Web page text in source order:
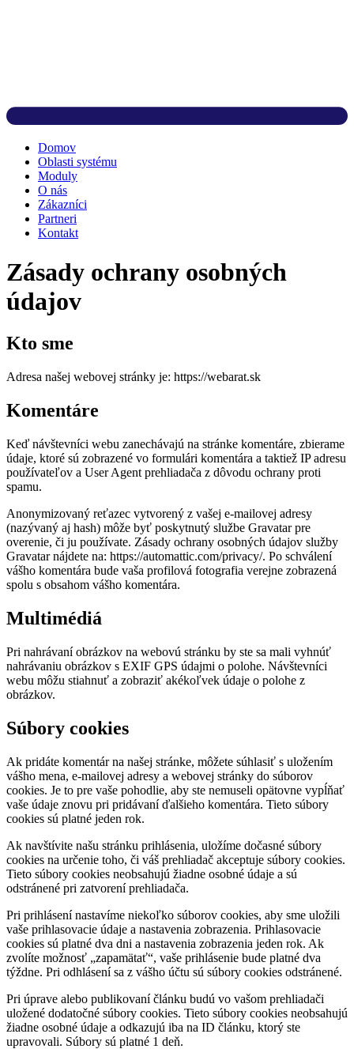
Domov
Oblasti systému
Moduly
O nás
Zákazníci
Partneri
Kontakt
Zásady ochrany osobných
údajov
Kto sme
Adresa našej webovej stránky je: https://webarat.sk
Komentáre
Keď návštevníci webu zanechávajú na stránke komentáre, zbierame
údaje, ktoré sú zobrazené vo formulári komentára a taktiež IP adresu
používateľov a User Agent prehliadača z dôvodu ochrany proti
spamu.
Anonymizovaný reťazec vytvorený z vašej e-mailovej adresy
(nazývaný aj hash) môže byť poskytnutý službe Gravatar pre
overenie, či ju používate. Zásady ochrany osobných údajov služby
Gravatar nájdete na: https://automattic.com/privacy/. Po schválení
vášho komentára bude vaša profilová fotografia verejne zobrazená
spolu s obsahom vášho komentára.
Multimédiá
Pri nahrávaní obrázkov na webovú stránku by ste sa mali vyhnúť
nahrávaniu obrázkov s EXIF GPS údajmi o polohe. Návštevníci
webu môžu stiahnuť a zobraziť akékoľvek údaje o polohe z
obrázkov.
Súbory cookies
Ak pridáte komentár na našej stránke, môžete súhlasiť s uložením
vášho mena, e-mailovej adresy a webovej stránky do súborov
cookies. Je to pre vaše pohodlie, aby ste nemuseli opätovne vypĺňať
vaše údaje znovu pri pridávaní ďalšieho komentára. Tieto súbory
cookies sú platné jeden rok.
Ak navštívite našu stránku prihlásenia, uložíme dočasné súbory
cookies na určenie toho, či váš prehliadač akceptuje súbory cookies.
Tieto súbory cookies neobsahujú žiadne osobné údaje a sú
odstránené pri zatvorení prehliadača.
Pri prihlásení nastavíme niekoľko súborov cookies, aby sme uložili
vaše prihlasovacie údaje a nastavenia zobrazenia. Prihlasovacie
cookies sú platné dva dni a nastavenia zobrazenia jeden rok. Ak
zvolíte možnosť „zapamätať“, vaše prihlásenie bude platné dva
týždne. Pri odhlásení sa z vášho účtu sú súbory cookies odstránené.
Pri úprave alebo publikovaní článku budú vo vašom prehliadači
uložené dodatočné súbory cookies. Tieto súbory cookies neobsahujú
žiadne osobné údaje a odkazujú iba na ID článku, ktorý ste
upravovali. Súbory sú platné 1 deň.